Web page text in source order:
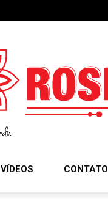
VÍDEOS CONTATO